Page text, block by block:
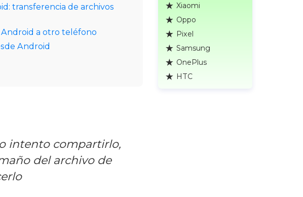
transferencia de archivos
a otro teléfono
Android
intento compartirlo,
del archivo de
Xiaomi
Oppo
Pixel
Samsung
OnePlus
HTC